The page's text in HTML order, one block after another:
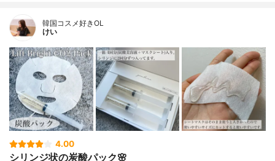
韓国コスメ好きOL
けい
4.00
シリンジ状の炭酸パック🌸